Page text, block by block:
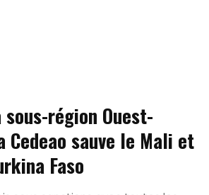
région Ouest-
sauve le Mali et
Faso